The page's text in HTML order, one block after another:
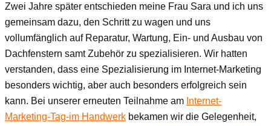
Zwei Jahre später entschieden meine Frau Sara und ich uns
gemeinsam dazu, den Schritt zu wagen und uns
vollumfänglich auf Reparatur, Wartung, Ein- und Ausbau von
Dachfenstern samt Zubehör zu spezialisieren. Wir hatten
verstanden, dass eine Spezialisierung im Internet-Marketing
besonders wichtig, aber auch besonders erfolgreich sein
kann. Bei unserer erneuten Teilnahme am Internet-
Marketing-Tag-im Handwerk bekamen wir die Gelegenheit,